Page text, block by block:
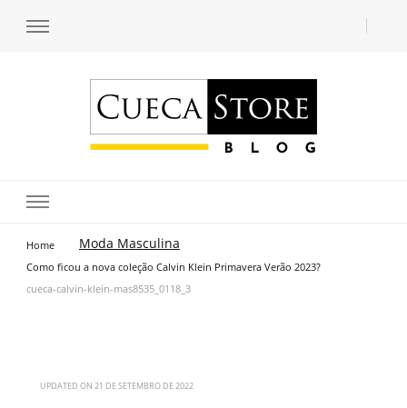
Home Moda Masculina
Como ficou a nova coleção Calvin Klein Primavera Verão 2023?
cueca-calvin-klein-mas8535_0118_3
UPDATED ON 21 DE SETEMBRO DE 2022